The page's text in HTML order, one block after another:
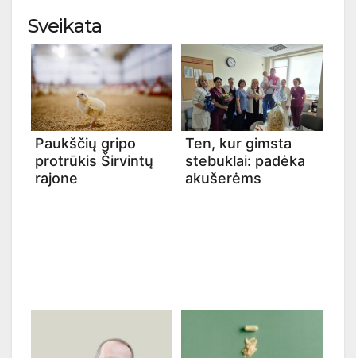
Sveikata
Paukščių gripo
protrūkis Širvintų
rajone
Ten, kur gimsta
stebuklai: padėka
akušerėms